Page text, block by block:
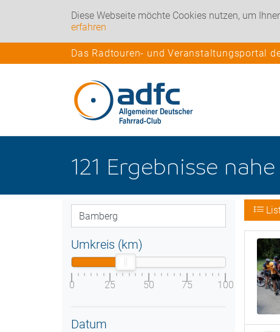
Diese Webseite möchte Cookies nutzen, um
erfahren
Das Radtouren- und Veranstaltungsportal
121 Ergebnisse nahe
Umkreis (km)
0 25 50 75 100
Datum